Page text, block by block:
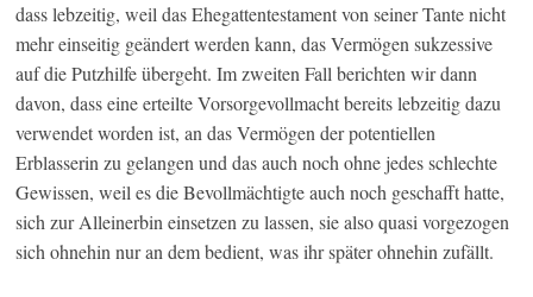
dass lebzeitig, weil das Ehegattentestament von seiner Tante nicht
mehr einseitig geändert werden kann, das Vermögen sukzessive
auf die Putzhilfe übergeht. Im zweiten Fall berichten wir dann
davon, dass eine erteilte Vorsorgevollmacht bereits lebzeitig dazu
verwendet worden ist, an das Vermögen der potentiellen
Erblasserin zu gelangen und das auch noch ohne jedes schlechte
Gewissen, weil es die Bevollmächtigte auch noch geschafft hatte,
sich zur Alleinerbin einsetzen zu lassen, sie also quasi vorgezogen
sich ohnehin nur an dem bedient, was ihr später ohnehin zufällt.